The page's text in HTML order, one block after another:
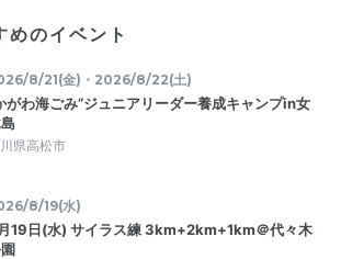
めのイベント
8/21(金)・2026/8/22(土)
がわ海ごみ”ジュニアリーダー養成キャンプin女
県高松市
8/19(水)
19日(水) サイラス練 3km+2km+1km＠代々木